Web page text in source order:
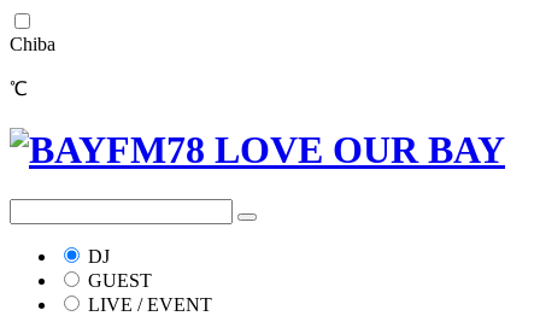
Chiba
℃
DJ
GUEST
LIVE / EVENT